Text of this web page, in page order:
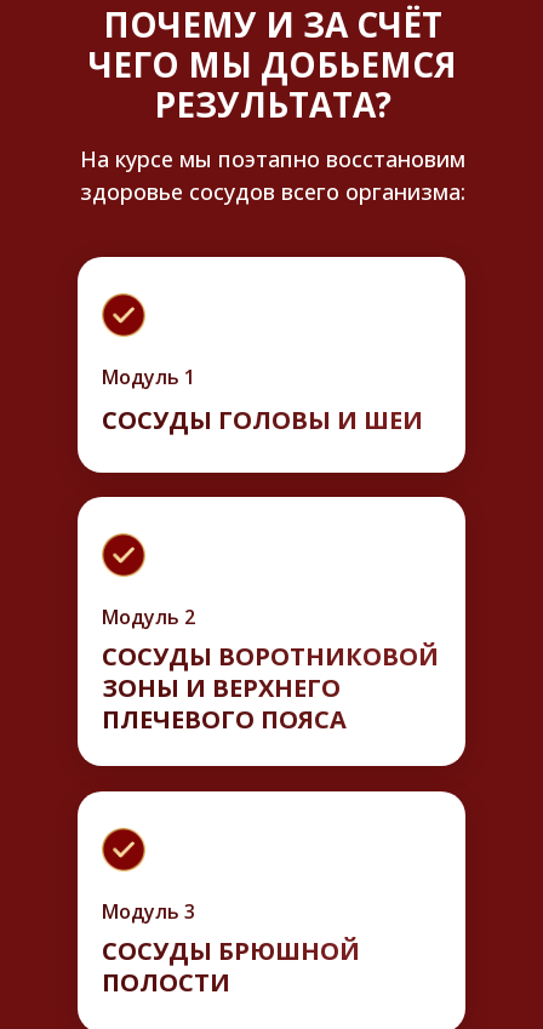
ПОЧЕМУ И ЗА СЧЁТ
ЧЕГО МЫ ДОБЬЕМСЯ
РЕЗУЛЬТАТА?
На курсе мы поэтапно восстановим
здоровье сосудов всего организма:
Модуль 1
СОСУДЫ ГОЛОВЫ И ШЕИ
Модуль 2
СОСУДЫ ВОРОТНИКОВОЙ
ЗОНЫ И ВЕРХНЕГО
ПЛЕЧЕВОГО ПОЯСА
Модуль 3
СОСУДЫ БРЮШНОЙ
ПОЛОСТИ